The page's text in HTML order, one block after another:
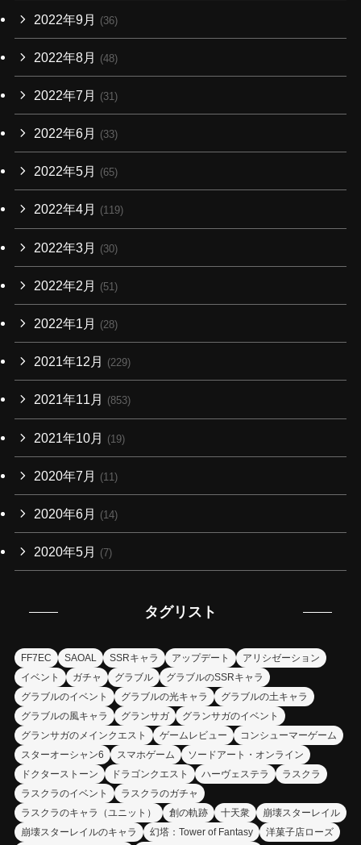
2022年9月 (36)
2022年8月 (48)
2022年7月 (31)
2022年6月 (33)
2022年5月 (65)
2022年4月 (119)
2022年3月 (30)
2022年2月 (51)
2022年1月 (28)
2021年12月 (229)
2021年11月 (853)
2021年10月 (19)
2020年7月 (11)
2020年6月 (14)
2020年5月 (7)
タグリスト
FF7EC SAOAL SSRキャラ アップデート
アリシゼーション
イベント
ガチャ グラブル
グラブルのSSRキャラ
グラブルのイベント
グラブルの光キャラ
グラブルの土キャラ
グラブルの風キャラ
グランサガ
グランサガのイベント
グランサガのメインクエスト
ゲームレビュー
コンシューマーゲーム
スターオーシャン6
スマホゲーム
ソードアート・オンライン
ドクターストーン
ドラゴンクエスト ハーヴェステラ
ラスクラ
ラスクラのイベント
ラスクラのガチャ
ラスクラのキャラ（ユニット）
創の軌跡 十天衆
崩壊スターレイル
崩壊スターレイルのキャラ
幻塔：Tower of Fantasy
洋菓子店ローズ